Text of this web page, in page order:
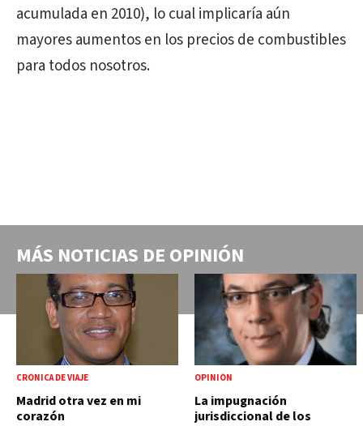
acumulada en 2010), lo cual implicaría aún
mayores aumentos en los precios de combustibles
para todos nosotros.
MÁS NOTICIAS DE OPINIÓN
CRÓNICA DE VIAJE
Madrid otra vez en mi
corazón
OPINIÓN
La impugnación
jurisdiccional de los